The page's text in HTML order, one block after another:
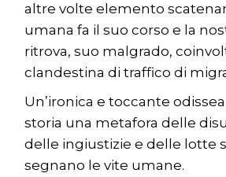
altre volte elemento
umana fa il suo corso e la
ritrova, suo malgrado,
clandestina di traffico di
Un’ironica e toccante
storia una metafora delle
delle ingiustizie e delle lotte
segnano le vite umane.